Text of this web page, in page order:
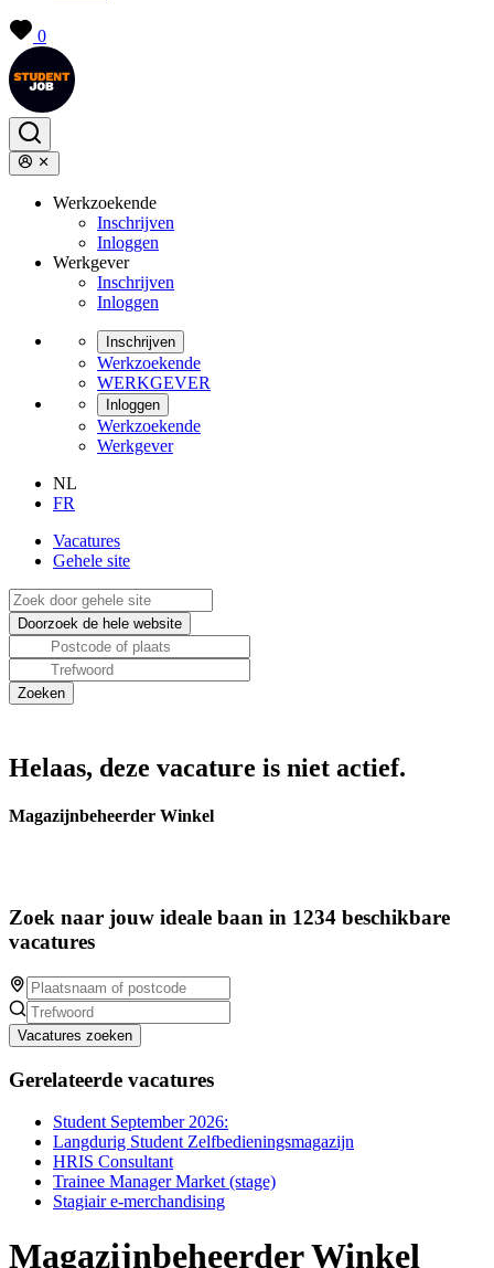
0
Werkzoekende
Inschrijven
Inloggen
Werkgever
Inschrijven
Inloggen
Inschrijven
Werkzoekende
WERKGEVER
Inloggen
Werkzoekende
Werkgever
NL
FR
Vacatures
Gehele site
Helaas, deze vacature is niet actief.
Magazijnbeheerder Winkel
Zoek naar jouw ideale baan in 1234 beschikbare
vacatures
Vacatures zoeken
Gerelateerde vacatures
Student September 2026:
Langdurig Student Zelfbedieningsmagazijn
HRIS Consultant
Trainee Manager Market (stage)
Stagiair e-merchandising
Magazijnbeheerder Winkel